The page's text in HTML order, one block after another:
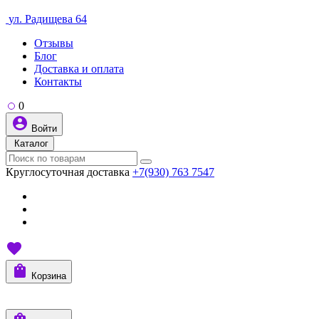
ул. Радищева 64
Отзывы
Блог
Доставка и оплата
Контакты
0
Войти
Каталог
Круглосуточная доставка +7(930) 763 7547
Корзина